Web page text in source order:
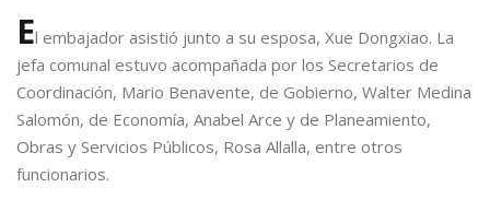
El embajador asistió junto a su esposa, Xue Dongxiao. La
jefa comunal estuvo acompañada por los Secretarios de
Coordinación, Mario Benavente, de Gobierno, Walter Medina
Salomón, de Economía, Anabel Arce y de Planeamiento,
Obras y Servicios Públicos, Rosa Allalla, entre otros
funcionarios.